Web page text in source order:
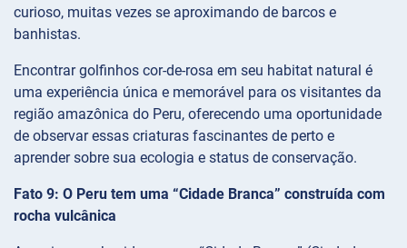
curioso, muitas vezes se aproximando de barcos e
banhistas.
Encontrar golfinhos cor-de-rosa em seu habitat natural é
uma experiência única e memorável para os visitantes da
região amazônica do Peru, oferecendo uma oportunidade
de observar essas criaturas fascinantes de perto e
aprender sobre sua ecologia e status de conservação.
Fato 9: O Peru tem uma “Cidade Branca” construída com
rocha vulcânica